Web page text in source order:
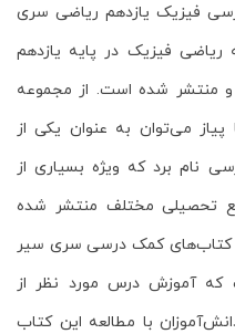
فیزیک یازدهم ریاضی سری
ریاضی فیزیک در پایه یازدهم
منتشر شده است. از مجموعه
می‌توان به عنوان یکی از
نام برد که ویژه بسیاری از
تحصیلی مختلف منتشر شده
کتاب‌های کمک درسی سری سیر
که آموزش درس مورد نظر از
با مطالعه این کتاب